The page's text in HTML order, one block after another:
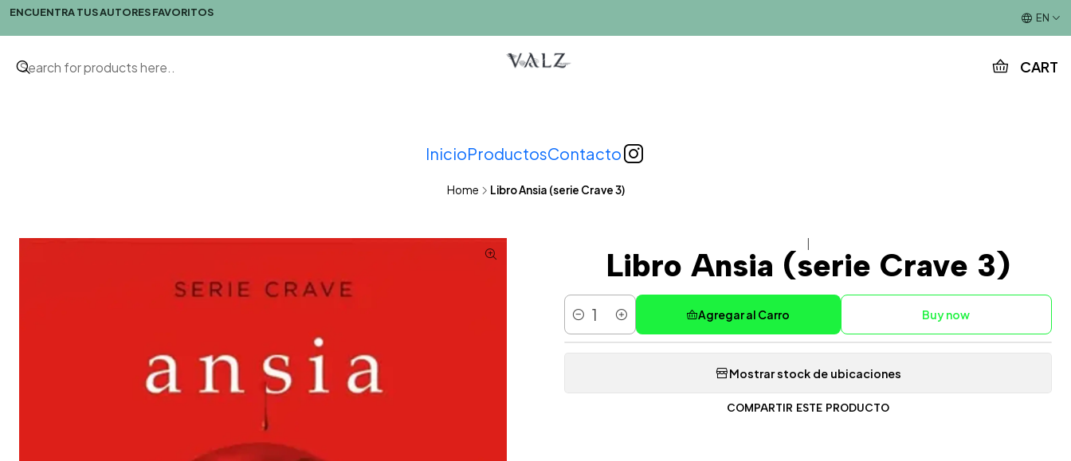
CART
InicioProductosContacto
ENCUENTRA TUS AUTORES FAVORITOS EN
Home Libro Ansia (serie Crave 3)
Libro Ansia (serie Crave 3)
Cantidad
Agregar al Carro Buy now
Mostrar stock de ubicaciones
COMPARTIR ESTE PRODUCTO